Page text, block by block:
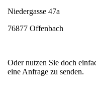
Niedergasse 47a
76877 Offenbach
Oder nutzen Sie doch
eine Anfrage zu senden.